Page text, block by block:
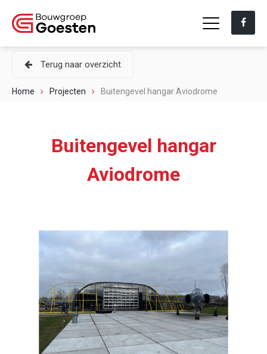
Terug naar overzicht
Home Projecten Buitengevel hangar Aviodrome
Buitengevel hangar
Aviodrome